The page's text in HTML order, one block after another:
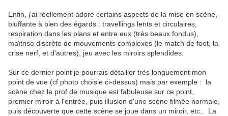
Enfin, j'ai réellement adoré certains aspects de la mise en scène,
bluffante à bien des égards : travellings lents et circulaires,
respiration dans les plans et entre eux (très beaux fondus),
maîtrise discrète de mouvements complexes (le match de foot, la
crise nerf, et d'autres), jeu avec les miroirs splendides.
Sur ce dernier point je pourrais détailler très longuement mon
point de vue (cf photo choisie ci-dessus) mais par exemple : la
scène chez la prof de musique est fabuleuse sur ce point,
premier miroir à l'entrée, puis illusion d'une scène filmée normale,
puis découverte que cette scène se joue dans un miroir, etc.. La